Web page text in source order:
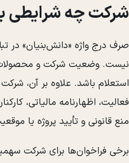
شرکت چه شرایطی
صرف درج واژه «دانش‌بنیان» در
نیست. وضعیت شرکت و محصولات
استعلام باشد. علاوه بر آن،
فعالیت، اظهارنامه مالیاتی،
منع قانونی و تأیید پروژه یا
برخی فراخوان‌ها برای شرکت